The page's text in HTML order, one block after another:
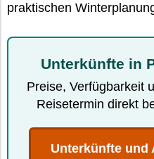
praktischen
Unterkünfte in
Preise, Verfügbarkeit
Reisetermin direkt
Unterkünfte und